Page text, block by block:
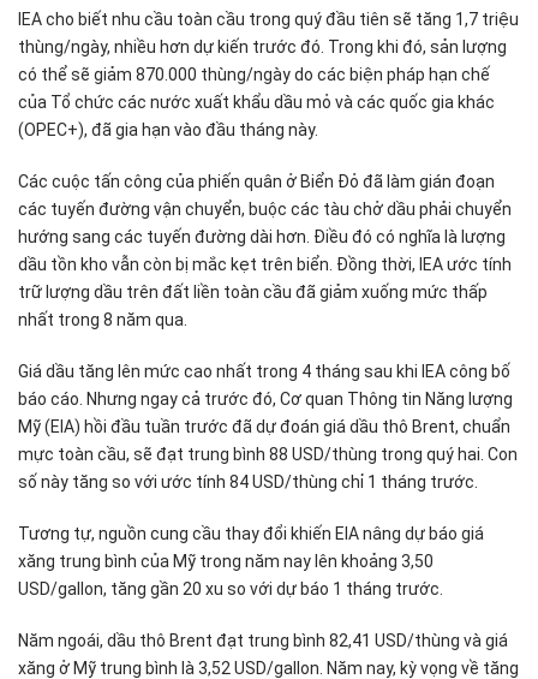
IEA cho biết nhu cầu toàn cầu trong quý đầu tiên sẽ tăng 1,7 triệu
thùng/ngày, nhiều hơn dự kiến trước đó. Trong khi đó, sản lượng
có thể sẽ giảm 870.000 thùng/ngày do các biện pháp hạn chế
của Tổ chức các nước xuất khẩu dầu mỏ và các quốc gia khác
(OPEC+), đã gia hạn vào đầu tháng này.
Các cuộc tấn công của phiến quân ở Biển Đỏ đã làm gián đoạn
các tuyến đường vận chuyển, buộc các tàu chở dầu phải chuyển
hướng sang các tuyến đường dài hơn. Điều đó có nghĩa là lượng
dầu tồn kho vẫn còn bị mắc kẹt trên biển. Đồng thời, IEA ước tính
trữ lượng dầu trên đất liền toàn cầu đã giảm xuống mức thấp
nhất trong 8 năm qua.
Giá dầu tăng lên mức cao nhất trong 4 tháng sau khi IEA công bố
báo cáo. Nhưng ngay cả trước đó, Cơ quan Thông tin Năng lượng
Mỹ (EIA) hồi đầu tuần trước đã dự đoán giá dầu thô Brent, chuẩn
mực toàn cầu, sẽ đạt trung bình 88 USD/thùng trong quý hai. Con
số này tăng so với ước tính 84 USD/thùng chỉ 1 tháng trước.
Tương tự, nguồn cung cầu thay đổi khiến EIA nâng dự báo giá
xăng trung bình của Mỹ trong năm nay lên khoảng 3,50
USD/gallon, tăng gần 20 xu so với dự báo 1 tháng trước.
Năm ngoái, dầu thô Brent đạt trung bình 82,41 USD/thùng và giá
xăng ở Mỹ trung bình là 3,52 USD/gallon. Năm nay, kỳ vọng về tăng